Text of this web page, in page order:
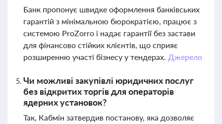
Банк пропонує швидке оформлення банківських
гарантій з мінімальною бюрократією, працює з
системою ProZorro і надає гарантії без застави
для фінансово стійких клієнтів, що сприяє
розширенню участі бізнесу у тендерах. Джерело
Чи можливі закупівлі юридичних послуг
без відкритих торгів для операторів
ядерних установок?
Так, Кабмін затвердив постанову, яка дозволяє